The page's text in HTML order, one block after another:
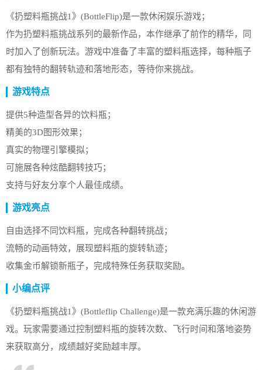
《扔塑料瓶挑战1》(BottleFlip)是一款休闲娱乐游戏；
作为扔塑料瓶挑战系列的最新作品，本作继承了前作的精华，同
时加入了创新玩法。游戏中准备了丰富的塑料瓶选择，每种瓶子
都有独特的翻转轨迹和落地形态，等待你来挑战。
游戏特点
提供5种造型各异的饮料瓶；
精美的3D图形效果；
真实的物理引擎模拟；
可施展各种炫酷翻转技巧；
支持与好友分享个人最佳成绩。
游戏亮点
自由选择不同饮料瓶，完成各种翻转挑战；
流畅的动画特效，展现塑料瓶的旋转轨迹；
收集金币解锁新瓶子，完成特殊任务获取奖励。
小编点评
《扔塑料瓶挑战1》(Bottleflip Challenge)是一款充满乐趣的休闲游
戏。玩家需要通过控制塑料瓶的旋转次数、飞行时间和落地姿势
来获取高分，成绩越好奖励越丰厚。